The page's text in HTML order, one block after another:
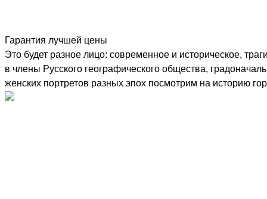
Гарантия лучшей цены
Это будет разное лицо: современное и историческое,
в члены Русского географического общества,
женских портретов разных эпох посмотрим на историю